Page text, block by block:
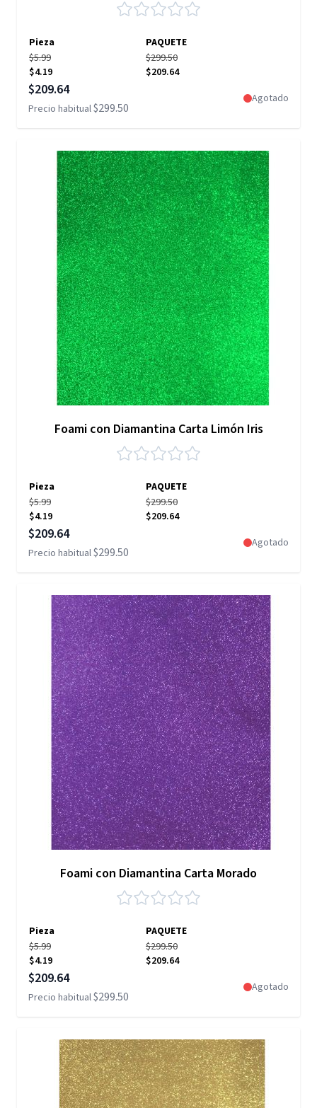
Pieza
PAQUETE
$5.99
$4.19
$299.50
$209.64
Precio especial
$209.64
Precio habitual$299.50
Agotado
Foami con Diamantina Carta Limón Iris
Pieza
PAQUETE
$5.99
$4.19
$299.50
$209.64
Precio especial
$209.64
Precio habitual$299.50
Agotado
Foami con Diamantina Carta Morado
Pieza
PAQUETE
$5.99
$4.19
$299.50
$209.64
Precio especial
$209.64
Precio habitual$299.50
Agotado